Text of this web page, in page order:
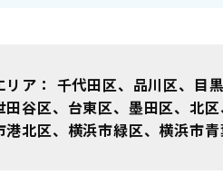
リア
千代田区、品川区、目
田谷区、台東区、墨田区、北
港北区、横浜市緑区、横浜市